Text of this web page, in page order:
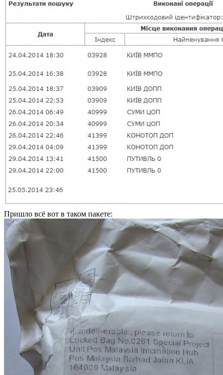
Пришло всё вот в таком пакете: